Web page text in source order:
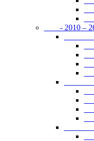
- 2010 –
-
-
-